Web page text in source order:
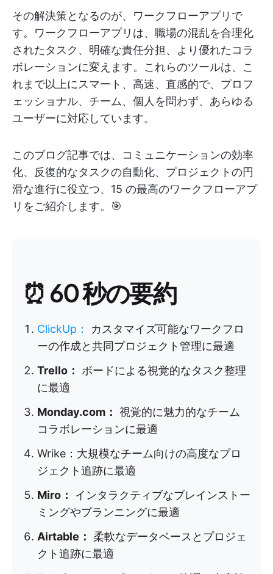
その解決策となるのが、ワークフローアプリで
す。ワークフローアプリは、職場の混乱を合理化
されたタスク、明確な責任分担、より優れたコラ
ボレーションに変えます。これらのツールは、こ
れまで以上にスマート、高速、直感的で、プロフ
ェッショナル、チーム、個人を問わず、あらゆる
ユーザーに対応しています。
このブログ記事では、コミュニケーションの効率
化、反復的なタスクの自動化、プロジェクトの円
滑な進行に役立つ、15 の最高のワークフローアプ
リをご紹介します。🎯
⏰ 60 秒の要約
ClickUp ：
カスタマイズ可能なワークフロ
ーの作成と共同プロジェクト管理に最適
Trello：
ボードによる視覚的なタスク整理
に最適
Monday.com： 視覚的に魅力的なチーム
コラボレーションに最適
Wrike：大規模なチーム向けの高度なプロ
ジェクト追跡に最適
Miro：
インタラクティブなブレインストー
ミングやプランニングに最適
Airtable： 柔軟なデータベースとプロジェ
クト追跡に最適